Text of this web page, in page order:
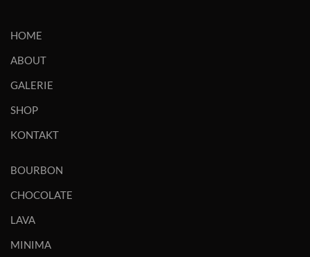
HOME
ABOUT
GALERIE
SHOP
KONTAKT
BOURBON
CHOCOLATE
LAVA
MINIMA